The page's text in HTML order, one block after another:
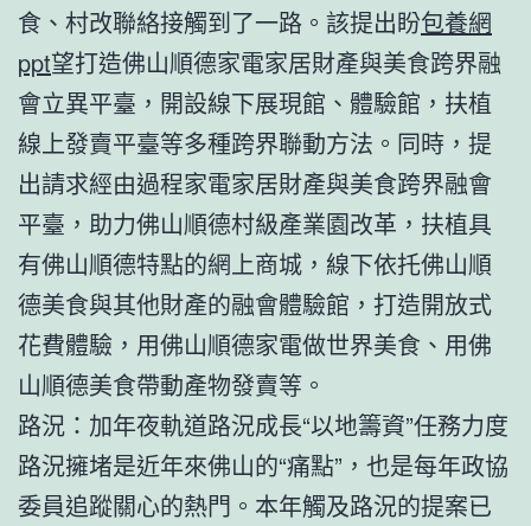
食、村改聯絡接觸到了一路。該提出盼包養網
ppt望打造佛山順德家電家居財產與美食跨界融
會立異平臺，開設線下展現館、體驗館，扶植
線上發賣平臺等多種跨界聯動方法。同時，提
出請求經由過程家電家居財產與美食跨界融會
平臺，助力佛山順德村級產業園改革，扶植具
有佛山順德特點的網上商城，線下依托佛山順
德美食與其他財產的融會體驗館，打造開放式
花費體驗，用佛山順德家電做世界美食、用佛
山順德美食帶動產物發賣等。
路況：加年夜軌道路況成長“以地籌資”任務力度
路況擁堵是近年來佛山的“痛點”，也是每年政協
委員追蹤關心的熱門。本年觸及路況的提案已